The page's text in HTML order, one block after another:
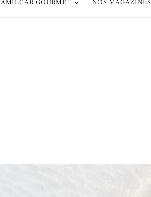
AMILCAR GOURMET NOS MAGAZINES